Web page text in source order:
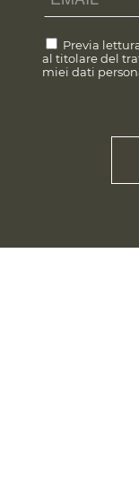
Previa
al titolare del
miei dati